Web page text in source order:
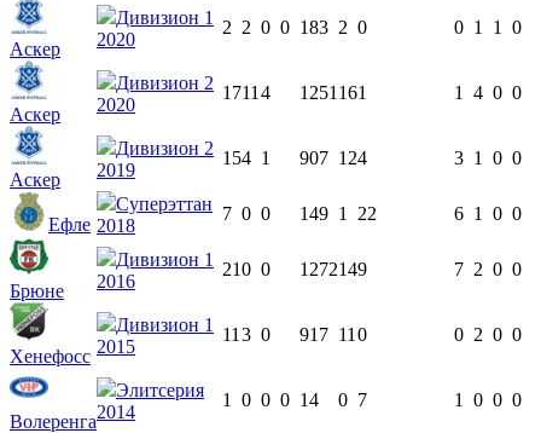
Аскер
Дивизион 1
2020
2 2 0 0 183 2 0 0 1 1 0
Аскер
Дивизион 2
2020
1711 4 1251 161 1 4 0 0
Аскер
Дивизион 2
2019
154 1 907 124 3 1 0 0
Ефле
Суперэттан
2018
7 0 0 149 1 22 6 1 0 0
Брюне
Дивизион 1
2016
210 0 1272149 7 2 0 0
Хенефосс
Дивизион 1
2015
11 3 0 917 11 0 0 2 0 0
Волеренга
Элитсерия
2014
1 0 0 0 14 0 7 1 0 0 0